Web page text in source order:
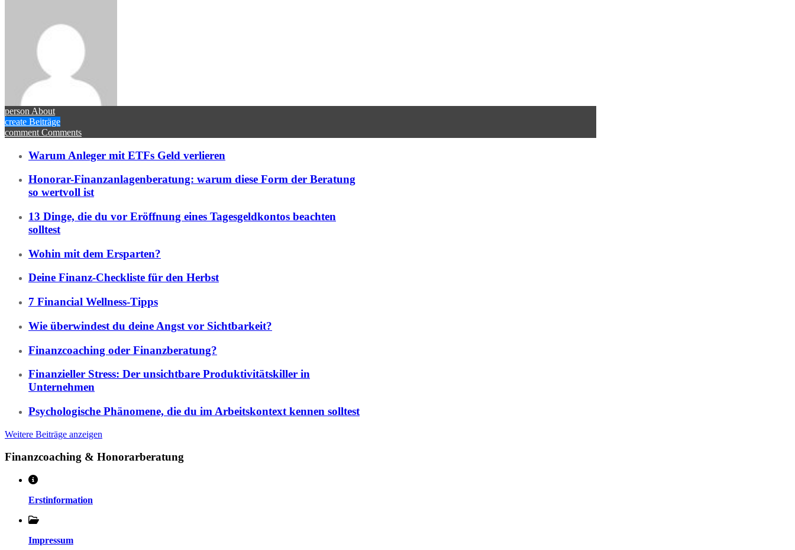
person About
create Beiträge
comment Comments
Warum Anleger mit ETFs Geld verlieren
Honorar-Finanzanlagenberatung: warum diese Form der Beratung
so wertvoll ist
13 Dinge, die du vor Eröffnung eines Tagesgeldkontos beachten
solltest
Wohin mit dem Ersparten?
Deine Finanz-Checkliste für den Herbst
7 Financial Wellness-Tipps
Wie überwindest du deine Angst vor Sichtbarkeit?
Finanzcoaching oder Finanzberatung?
Finanzieller Stress: Der unsichtbare Produktivitätskiller in
Unternehmen
Psychologische Phänomene, die du im Arbeitskontext kennen solltest
Weitere Beiträge anzeigen
Finanzcoaching & Honorarberatung
Erstinformation
Impressum